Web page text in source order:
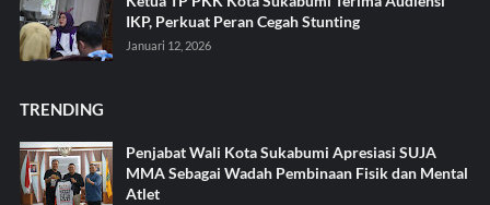
IKP, Perkuat Peran Cegah Stunting
Januari 12, 2026
TRENDING
Penjabat Wali Kota Sukabumi Apresiasi SUJA
MMA Sebagai Wadah Pembinaan Fisik dan Mental
Atlet